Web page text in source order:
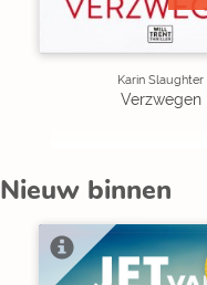
Karin Slaughter
Verzwegen
Nieuw binnen